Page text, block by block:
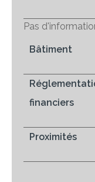
Pas
Bâtiment
financiers
Proximités